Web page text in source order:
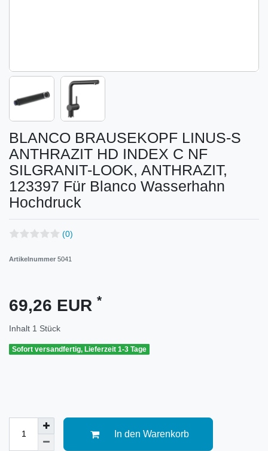
BLANCO BRAUSEKOPF LINUS-S
ANTHRAZIT HD INDEX C NF
SILGRANIT-LOOK, ANTHRAZIT,
123397 Für Blanco Wasserhahn
Hochdruck
(0)
Artikelnummer 5041
69,26 EUR *
Inhalt 1 Stück
Sofort versandfertig, Lieferzeit 1-3 Tage
In den Warenkorb